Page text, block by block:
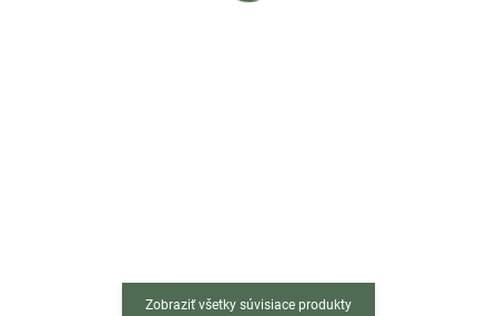
Zobraziť všetky súvisiace produkty